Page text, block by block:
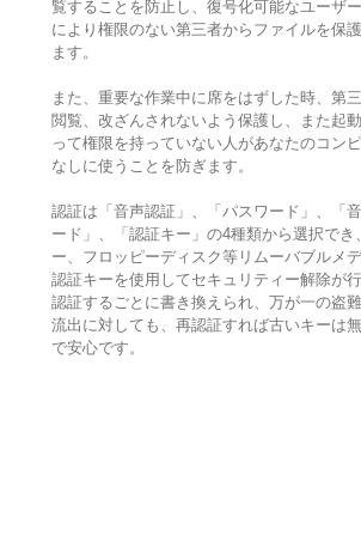
覧することを防止し、復号化可能なユーザ
により権限のない第三者からファイルを保
ます。
また、重要な作業中に席をはずした時、第
閲覧、改ざんされないよう保護し、また起
って権限を持っていない人があなたのコン
なしに使うことを防ぎます。
認証は「音声認証」、「パスワード」、「
ード」、「認証キー」の4種類から選択でき
ー、フロッピーディスク等リムーバブルメ
認証キーを使用してセキュリティー解除が
認証するごとに書き換えられ、万が一の盗
流出に対しても、再認証すれば古いキーは
で安心です。